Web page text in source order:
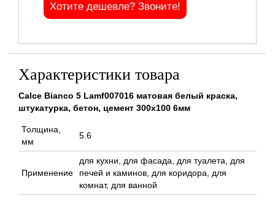
Хотите дешевле? Звоните!
Характеристики товара
Calce Bianco 5 Lamf007016 матовая белый краска,
штукатурка, бетон, цемент 300x100 6мм
Толщина,
мм
5.6
Применение
для кухни, для фасада, для туалета, для
печей и каминов, для коридора, для
комнат, для ванной